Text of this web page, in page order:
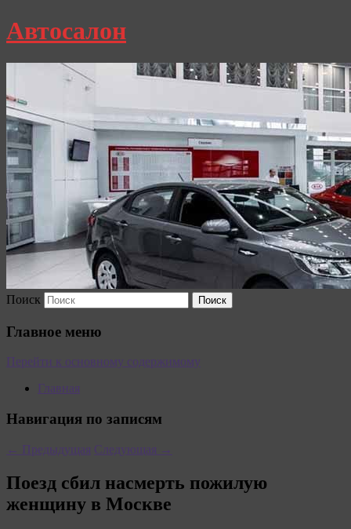
Автосалон
Поиск
Главное меню
Перейти к основному содержимому
Главная
Навигация по записям
← Предыдущая Следующая →
Поезд сбил насмерть пожилую
женщину в Москве